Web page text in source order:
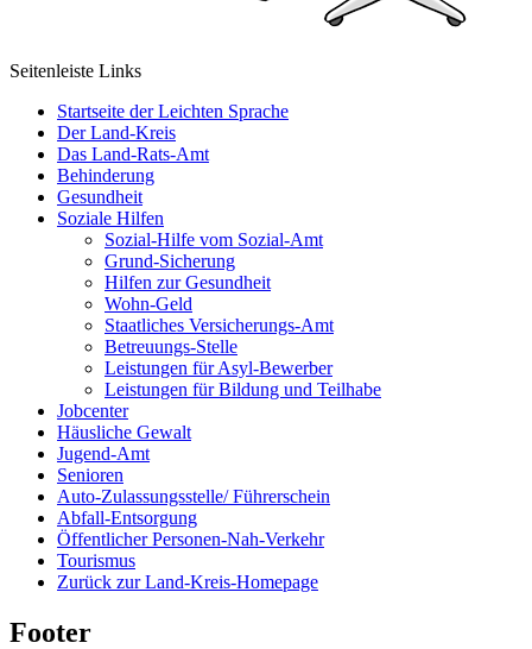
Seitenleiste Links
Startseite der Leichten Sprache
Der Land-Kreis
Das Land-Rats-Amt
Behinderung
Gesundheit
Soziale Hilfen
Sozial-Hilfe vom Sozial-Amt
Grund-Sicherung
Hilfen zur Gesundheit
Wohn-Geld
Staatliches Versicherungs-Amt
Betreuungs-Stelle
Leistungen für Asyl-Bewerber
Leistungen für Bildung und Teilhabe
Jobcenter
Häusliche Gewalt
Jugend-Amt
Senioren
Auto-Zulassungsstelle/ Führerschein
Abfall-Entsorgung
Öffentlicher Personen-Nah-Verkehr
Tourismus
Zurück zur Land-Kreis-Homepage
Footer